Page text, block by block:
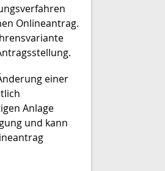
Onlineantrag.
einer
Anlage
und kann